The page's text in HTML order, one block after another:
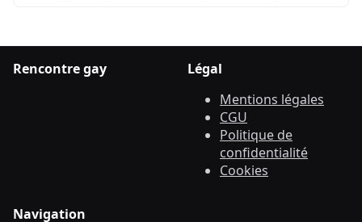
Rencontre gay
Légal
Mentions légales
CGU
Politique de
confidentialité
Cookies
Navigation